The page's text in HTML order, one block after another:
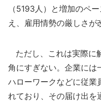
（5193人）と増加のペ
え、雇用情勢の厳しさが
ただし、これは実際に
角にすぎない。企業には
ハローワークなどに従業
れており、その届け出を